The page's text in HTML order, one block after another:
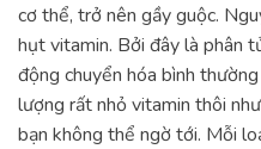
cơ thể, trở nên gầy guộc.
hụt vitamin. Bởi đây là phân
động chuyển hóa bình
lượng rất nhỏ vitamin thôi
bạn không thể ngờ tới. Mỗi